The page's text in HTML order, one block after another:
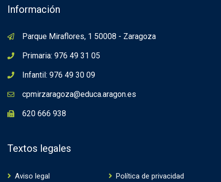
Información
Parque Miraflores, 1 50008 - Zaragoza
Primaria: 976 49 31 05
Infantil: 976 49 30 09
cpmirzaragoza@educa.aragon.es
620 666 938
Textos legales
Aviso legal
Política de privacidad